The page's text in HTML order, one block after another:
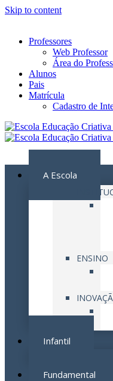
Skip to content
Professores
Web Professor
Área do
Alunos
Pais
Matrícula
Cadastro de
MENU
A Escola
ENSINO
Infantil
Fundamental